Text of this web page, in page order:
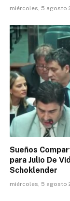
miércoles, 5 agosto
Sueños
para Julio De
Schoklender
miércoles, 5 agosto